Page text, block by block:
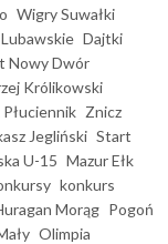
Wigry Suwałki
Dajtki
Nowy Dwór
Królikowski
Płuciennik Znicz
Jegliński Start
U-15 Mazur Ełk
konkurs
Morąg Pogoń
Olimpia